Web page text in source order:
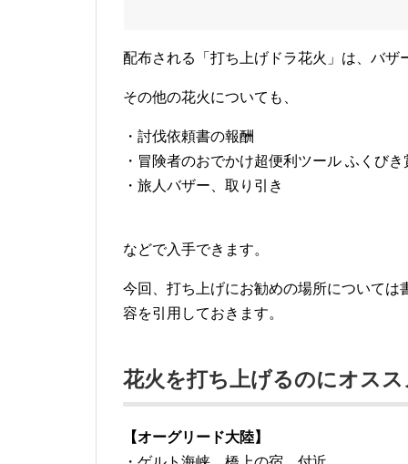
配布される「打ち上げドラ花火」は、バザ
その他の花火についても、
・討伐依頼書の報酬
・冒険者のおでかけ超便利ツール ふくびき
・旅人バザー、取り引き
などで入手できます。
今回、打ち上げにお勧めの場所について
容を引用しておきます。
花火を打ち上げるのにオス
【オーグリード大陸】